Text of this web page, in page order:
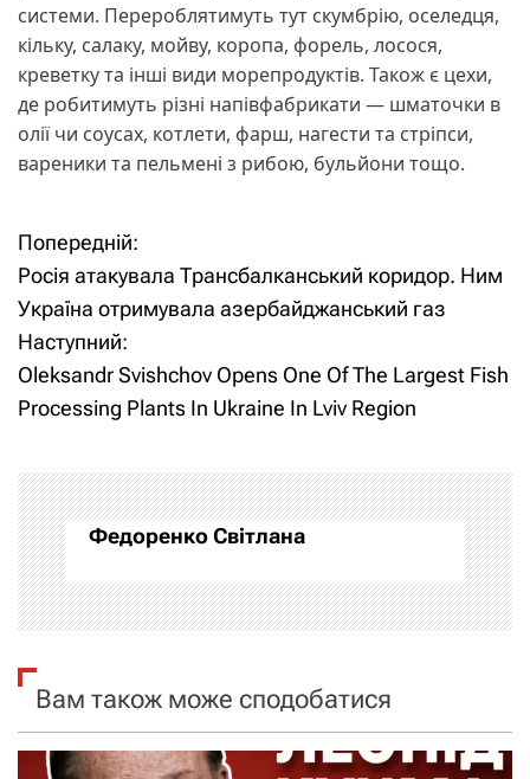
системи. Перероблятимуть тут скумбрію, оселедця,
кільку, салаку, мойву, коропа, форель, лосося,
креветку та інші види морепродуктів. Також є цехи,
де робитимуть різні напівфабрикати — шматочки в
олії чи соусах, котлети, фарш, нагести та стріпси,
вареники та пельмені з рибою, бульйони тощо.
Н
а
в
і
а
ц
і
а
Попередній:
Росія атакувала Трансбалканський коридор. Ним
Україна отримувала азербайджанський газ
Наступний:
Oleksandr Svishchov Opens One Of The Largest Fish
Processing Plants In Ukraine In Lviv Region
Федоренко Світлана
Вам також може сподобатися